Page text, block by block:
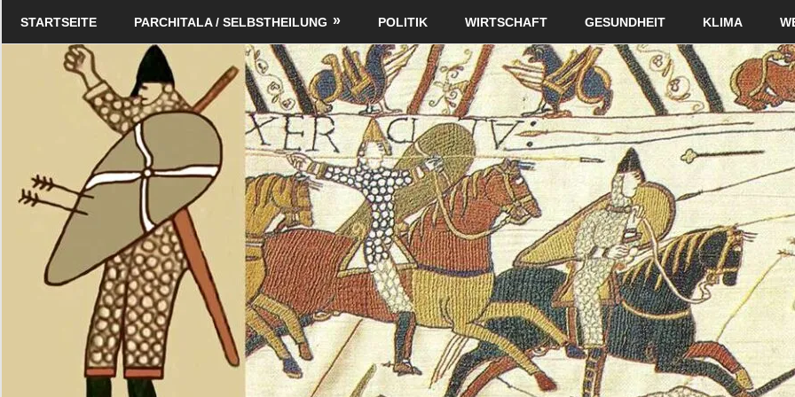
Schildverlag
STARTSEITE PARCHITALA / SELBSTHEILUNG POLITIK WIRTSCHAFT GESUNDHEIT KLIMA